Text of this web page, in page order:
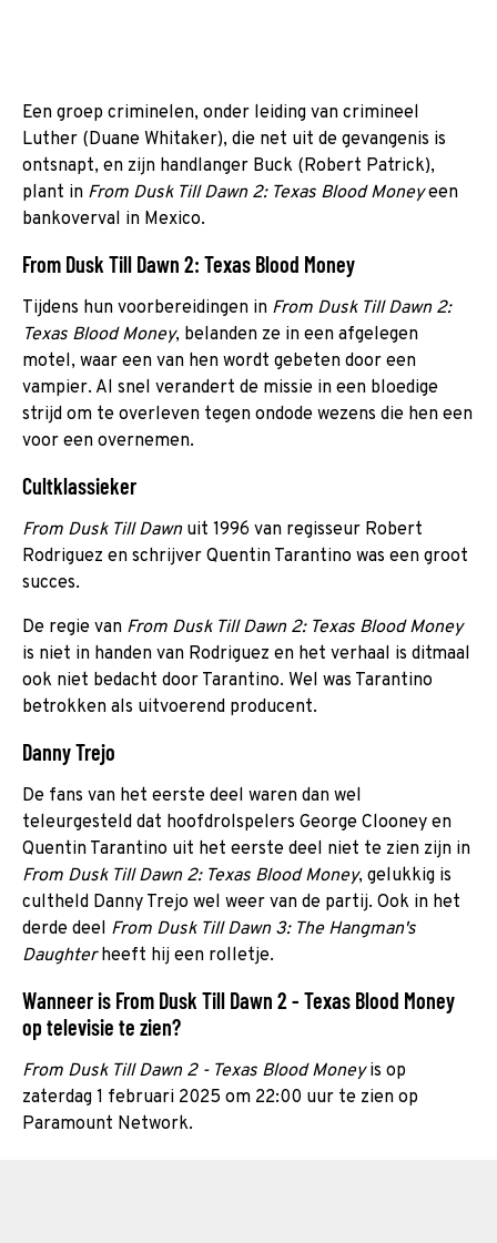
Een groep criminelen, onder leiding van crimineel
Luther (Duane Whitaker), die net uit de gevangenis is
ontsnapt, en zijn handlanger Buck (Robert Patrick),
plant in From Dusk Till Dawn 2: Texas Blood Moneyeen
bankoverval in Mexico.
From Dusk Till Dawn 2: Texas Blood Money
Tijdens hun voorbereidingen in From Dusk Till Dawn 2:
Texas Blood Money, belanden ze in een afgelegen
motel, waar een van hen wordt gebeten door een
vampier. Al snel verandert de missie in een bloedige
strijd om te overleven tegen ondode wezens die hen een
voor een overnemen.
Cultklassieker
From Dusk Till Dawn uit 1996 van regisseur Robert
Rodriguez en schrijver Quentin Tarantino was een groot
succes.
De regie van From Dusk Till Dawn 2: Texas Blood Money
is niet in handen van Rodriguez en het verhaal is ditmaal
ook niet bedacht door Tarantino. Wel was Tarantino
betrokken als uitvoerend producent.
Danny Trejo
De fans van het eerste deel waren dan wel
teleurgesteld dat hoofdrolspelers George Clooney en
Quentin Tarantino uit het eerste deel niet te zien zijn in
From Dusk Till Dawn 2: Texas Blood Money, gelukkig is
cultheld Danny Trejo wel weer van de partij. Ook in het
derde deel From Dusk Till Dawn 3: The Hangman's
Daughterheeft hij een rolletje.
Wanneer is From Dusk Till Dawn 2 - Texas Blood Money
op televisie te zien?
From Dusk Till Dawn 2 - Texas Blood Moneyis op
zaterdag 1 februari 2025 om 22:00 uur te zien op
Paramount Network.